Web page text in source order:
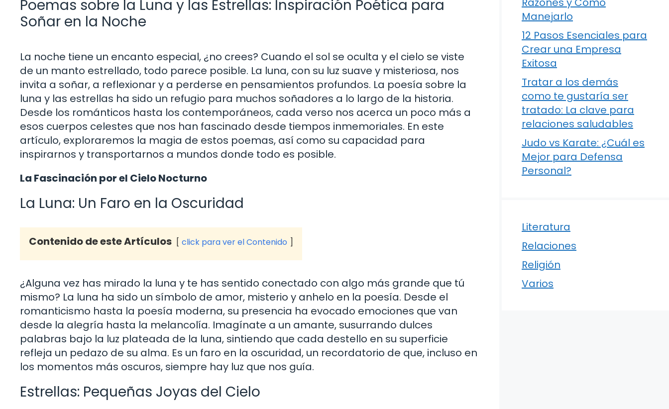
Poemas sobre la Luna y las Estrellas: Inspiración Poética para
Soñar en la Noche
La noche tiene un encanto especial, ¿no crees? Cuando el sol se oculta y el cielo se viste
de un manto estrellado, todo parece posible. La luna, con su luz suave y misteriosa, nos
invita a soñar, a reflexionar y a perderse en pensamientos profundos. La poesía sobre la
luna y las estrellas ha sido un refugio para muchos soñadores a lo largo de la historia.
Desde los románticos hasta los contemporáneos, cada verso nos acerca un poco más a
esos cuerpos celestes que nos han fascinado desde tiempos inmemoriales. En este
artículo, exploraremos la magia de estos poemas, así como su capacidad para
inspirarnos y transportarnos a mundos donde todo es posible.
La Fascinación por el Cielo Nocturno
La Luna: Un Faro en la Oscuridad
Contenido de este Artículos click para ver el Contenido
¿Alguna vez has mirado la luna y te has sentido conectado con algo más grande que tú
mismo? La luna ha sido un símbolo de amor, misterio y anhelo en la poesía. Desde el
romanticismo hasta la poesía moderna, su presencia ha evocado emociones que van
desde la alegría hasta la melancolía. Imagínate a un amante, susurrando dulces
palabras bajo la luz plateada de la luna, sintiendo que cada destello en su superficie
refleja un pedazo de su alma. Es un faro en la oscuridad, un recordatorio de que, incluso en
los momentos más oscuros, siempre hay luz que nos guía.
Estrellas: Pequeñas Joyas del Cielo
Manejarlo
12 Pasos Esenciales para
Crear una Empresa
Exitosa
Tratar a los demás
como te gustaría ser
tratado: La clave para
relaciones saludables
Judo vs Karate: ¿Cuál es
Mejor para Defensa
Personal?
Literatura
Relaciones
Religión
Varios